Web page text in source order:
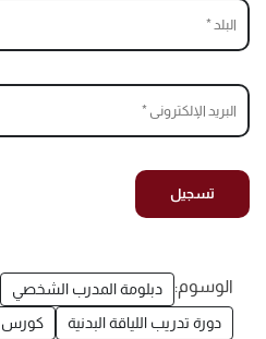
الوسوم: دبلومة المدرب الشخصي
دورة تدريب اللياقة البدنية